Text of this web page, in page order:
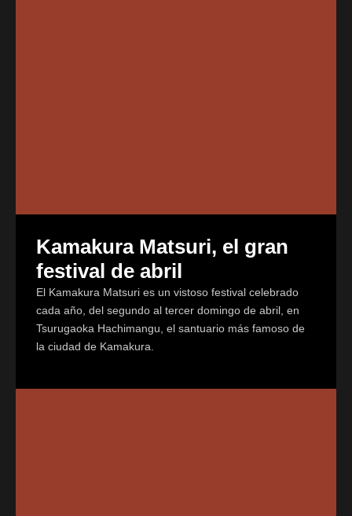
Kamakura Matsuri, el gran
festival de abril
El Kamakura Matsuri es un vistoso festival celebrado
cada año, del segundo al tercer domingo de abril, en
Tsurugaoka Hachimangu, el santuario más famoso de
la ciudad de Kamakura.